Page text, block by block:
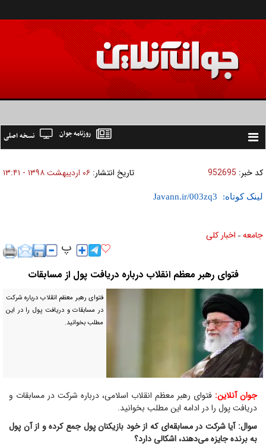
Toggle
نسخه اصلی روزنامه جوان
کد خبر: 952695 تاریخ انتشار: ۰۶ ارديبهشت ۱۳۹۸ - ۱۳:۴۱
لینک کوتاه:
جامعه » اخبار كلی
فتوای رهبر معظم انقلاب درباره دریافت پول از مسابقات
فتوای رهبر معظم انقلاب درباره شرکت
در مسابقات و دریافت پول را در این
مطلب بخوانید.
جوان آنلاین: فتوای رهبر معظم انقلاب اسلامی، درباره شرکت در مسابقات و
دریافت پول را در ادامه این مطلب بخوانید.
سوال: آیا شرکت در مسابقه‌ای که از خود بازیکنان پول جمع کرده و از آن پول
به برنده جایزه می‌دهند، اشکالی دارد؟